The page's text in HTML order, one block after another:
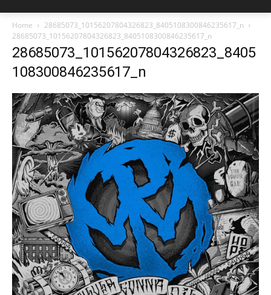
Home
28685073_10156207804326823_8405108300846235617_n
28685073_10156207804326823_8405108300846235617_n
28685073_10156207804326823_8405
108300846235617_n